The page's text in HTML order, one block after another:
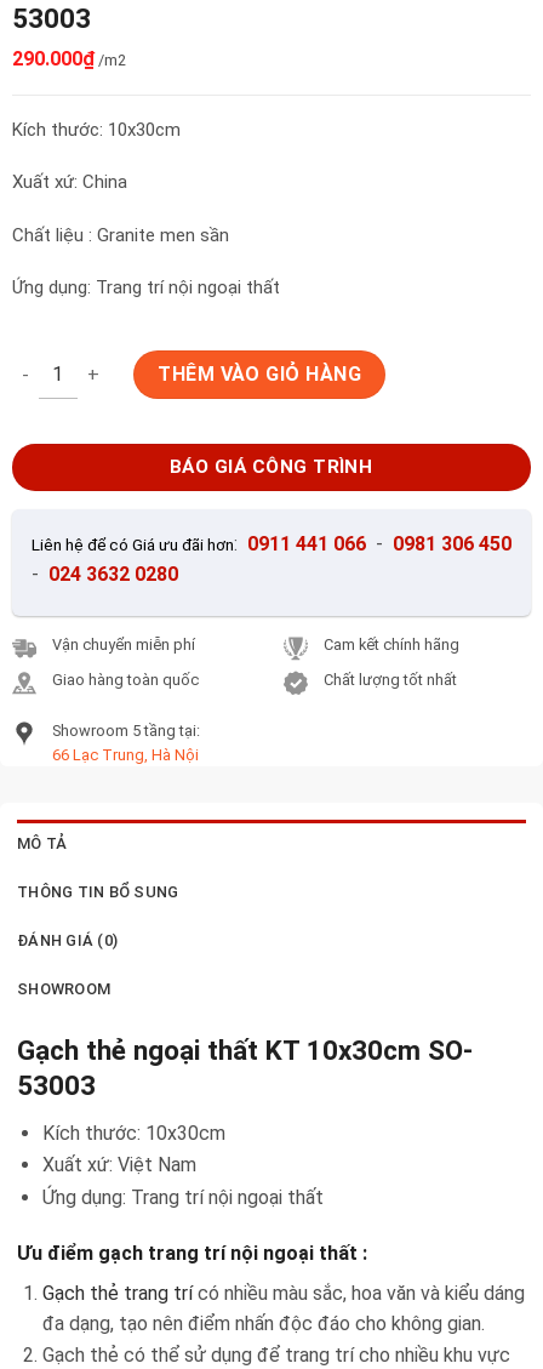
53003
290.000₫ /m2
Kích thước: 10x30cm
Xuất xứ: China
Chất liệu : Granite men sần
Ứng dụng: Trang trí nội ngoại thất
Gạch thẻ ngoại thất KT 10x30cm SO-53003 số lượng
THÊM VÀO GIỎ HÀNG
BÁO GIÁ CÔNG TRÌNH
Liên hệ để có Giá ưu đãi hơn: 0911 441 066 - 0981 306 450
- 024 3632 0280
Vận chuyển miễn phí
Giao hàng toàn quốc
Cam kết chính hãng
Chất lượng tốt nhất
Showroom 5 tầng tại:
66 Lạc Trung, Hà Nội
MÔ TẢ
THÔNG TIN BỔ SUNG
ĐÁNH GIÁ (0)
SHOWROOM
Gạch thẻ ngoại thất KT 10x30cm SO-
53003
Kích thước: 10x30cm
Xuất xứ: Việt Nam
Ứng dụng: Trang trí nội ngoại thất
Ưu điểm gạch trang trí nội ngoại thất :
Gạch thẻ trang trícó nhiều màu sắc, hoa văn và kiểu dáng
đa dạng, tạo nên điểm nhấn độc đáo cho không gian.
Gạch thẻ có thể sử dụng để trang trí cho nhiều khu vực